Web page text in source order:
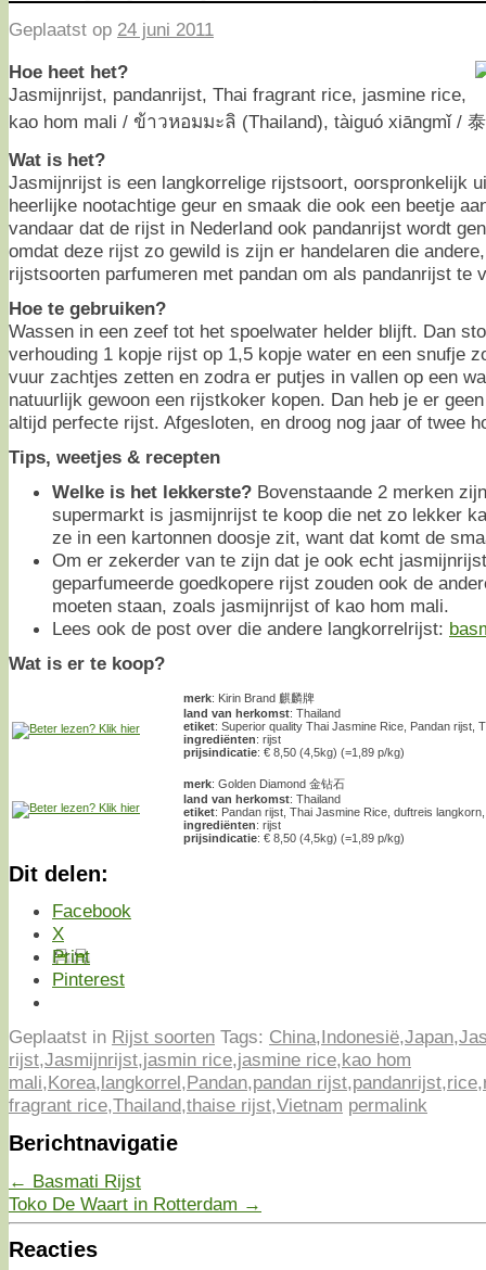
Geplaatst op 24 juni 2011
Hoe heet het?
Jasmijnrijst, pandanrijst, Thai fragrant rice, jasmine rice,
kao hom mali / ข้าวหอมมะลิ (Thailand), tàiguó xiāngmǐ /
Wat is het?
Jasmijnrijst is een langkorrelige rijstsoort, oorspronkelijk
heerlijke nootachtige geur en smaak die ook een beetje
vandaar dat de rijst in Nederland ook pandanrijst wordt
omdat deze rijst zo gewild is zijn er handelaren die
rijstsoorten parfumeren met pandan om als pandanrijst te
Hoe te gebruiken?
Wassen in een zeef tot het spoelwater helder blijft. Dan
verhouding 1 kopje rijst op 1,5 kopje water en een snufje
vuur zachtjes zetten en zodra er putjes in vallen op een
natuurlijk gewoon een rijstkoker kopen. Dan heb je er
altijd perfecte rijst. Afgesloten, en droog nog jaar of twee
Tips, weetjes & recepten
Welke is het lekkerste? Bovenstaande 2 merken
supermarkt is jasmijnrijst te koop die net zo lekker
ze in een kartonnen doosje zit, want dat komt de
Om er zekerder van te zijn dat je ook echt
geparfumeerde goedkopere rijst zouden ook de
moeten staan, zoals jasmijnrijst of kao hom mali.
Lees ook de post over die andere langkorrelrijst:
Wat is er te koop?
merk: Kirin Brand 麒麟牌
land van herkomst: Thailand
etiket: Superior quality Thai Jasmine Rice, Pandan rijst,
ingrediënten: rijst
prijsindicatie: € 8,50 (4,5kg) (=1,89 p/kg)
merk: Golden Diamond 金钻石
land van herkomst: Thailand
etiket: Pandan rijst, Thai Jasmine Rice, duftreis
ingrediënten: rijst
prijsindicatie: € 8,50 (4,5kg) (=1,89 p/kg)
Dit delen:
Facebook
X
Print
Pinterest
Geplaatst in Rijst soorten Tags: China,Indonesië,Japan,
rijst,Jasmijnrijst,jasmin rice,jasmine rice,kao hom
mali,Korea,langkorrel,Pandan,pandan rijst,pandanrijst,rice,
fragrant rice,Thailand,thaise rijst,Vietnam permalink
Berichtnavigatie
← Basmati Rijst
Toko De Waart in Rotterdam →
Reacties